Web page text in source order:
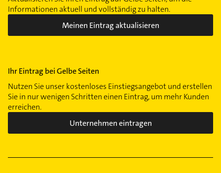
Informationen aktuell und vollständig zu halten.
Meinen Eintrag aktualisieren
Ihr Eintrag bei Gelbe Seiten
Nutzen Sie unser kostenloses Einstiegsangebot und erstellen
Sie in nur wenigen Schritten einen Eintrag, um mehr Kunden
erreichen.
Unternehmen eintragen